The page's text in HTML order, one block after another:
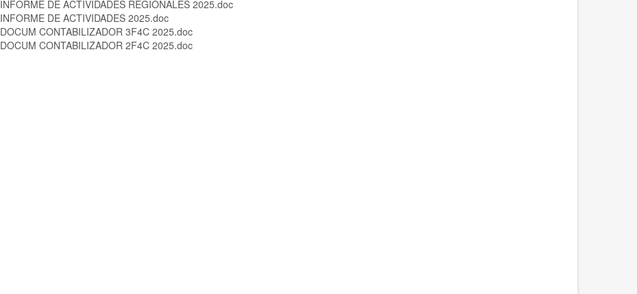
INFORME DE ACTIVIDADES REGIONALES 2025.doc
INFORME DE ACTIVIDADES 2025.doc
DOCUM CONTABILIZADOR 3F4C 2025.doc
DOCUM CONTABILIZADOR 2F4C 2025.doc